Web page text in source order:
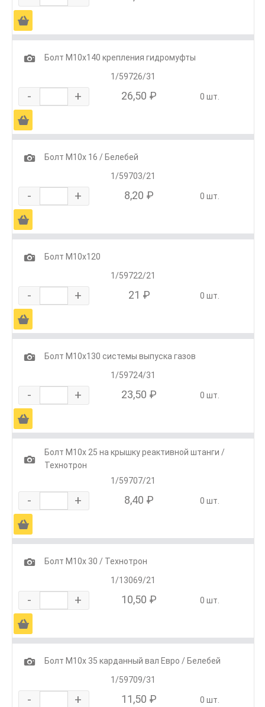
Ä
1
Болт М10х140 крепления гидромуфты
1/59726/31
- + 26,50 ₽ 0 шт.
Ä
1
Болт М10х 16 / Белебей
1/59703/21
- + 8,20 ₽ 0 шт.
Ä
1
Болт М10х120
1/59722/21
- + 21 ₽ 0 шт.
Ä
1
Болт М10х130 системы выпуска газов
1/59724/31
- + 23,50 ₽ 0 шт.
Ä
1
Болт М10х 25 на крышку реактивной штанги /
Технотрон
1/59707/21
- + 8,40 ₽ 0 шт.
Ä
1
Болт М10х 30 / Технотрон
1/13069/21
- + 10,50 ₽ 0 шт.
Ä
1
Болт М10х 35 карданный вал Евро / Белебей
1/59709/31
- + 11,50 ₽ 0 шт.